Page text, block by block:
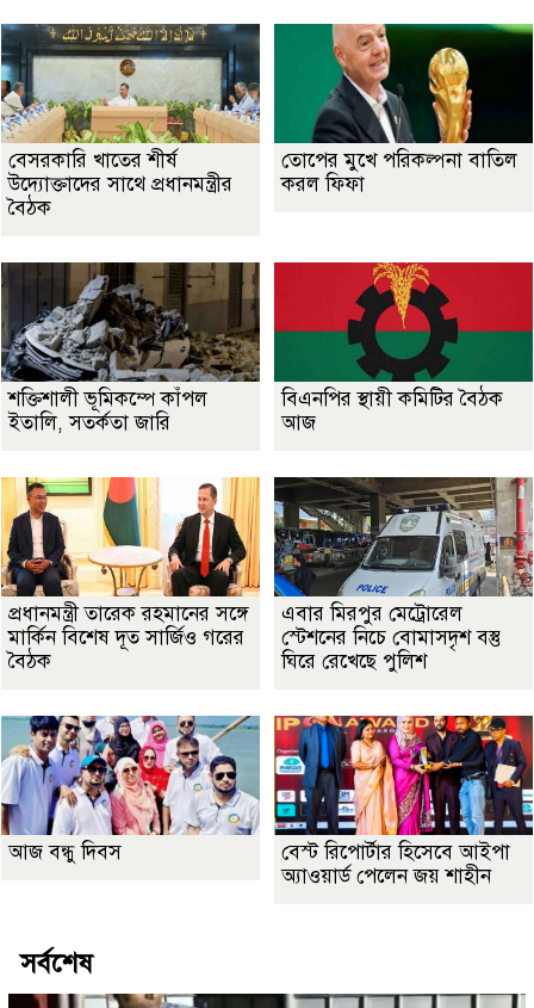
বেসরকারি খাতের শীর্ষ
উদ্যোক্তাদের সাথে প্রধানমন্ত্রীর
বৈঠক
তোপের মুখে পরিকল্পনা বাতিল
করল ফিফা
শক্তিশালী ভূমিকম্পে কাঁপল
ইতালি, সতর্কতা জারি
বিএনপির স্থায়ী কমিটির বৈঠক
আজ
প্রধানমন্ত্রী তারেক রহমানের সঙ্গে
মার্কিন বিশেষ দূত সার্জিও গরের
বৈঠক
এবার মিরপুর মেট্রোরেল
স্টেশনের নিচে বোমাসদৃশ বস্তু
ঘিরে রেখেছে পুলিশ
আজ বন্ধু দিবস
বেস্ট রিপোর্টার হিসেবে আইপা
অ্যাওয়ার্ড পেলেন জয় শাহীন
সর্বশেষ